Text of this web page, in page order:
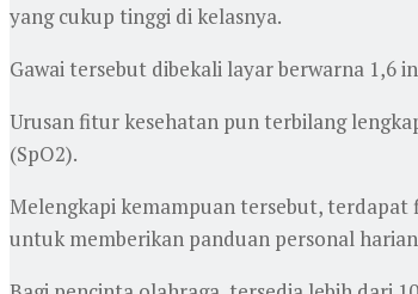
yang cukup tinggi di kelasnya.
Gawai tersebut dibekali layar berwarna 1,6
Urusan fitur kesehatan pun terbilang
(SpO2).
Melengkapi kemampuan tersebut, terdapat
untuk memberikan panduan personal